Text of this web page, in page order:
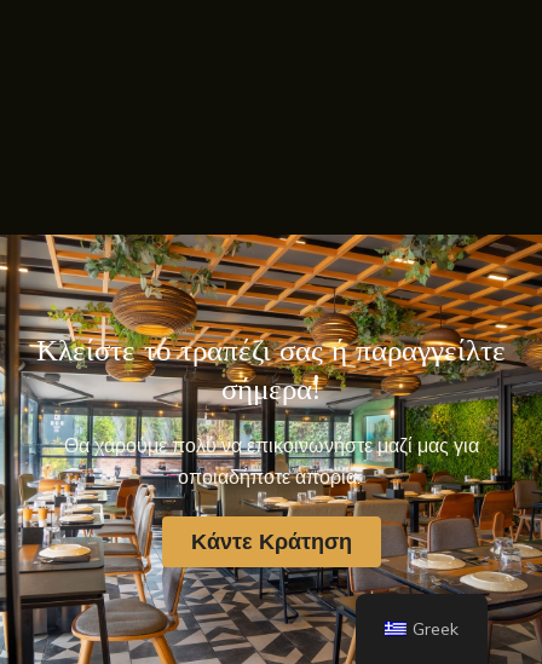
Κλείστε το τραπέζι σας ή παραγγείλτε
σήμερα!
Θα χαρούμε πολύ να επικοινωνήστε μαζί μας για
οποιαδήποτε απορία.
Κάντε Κράτηση
Greek